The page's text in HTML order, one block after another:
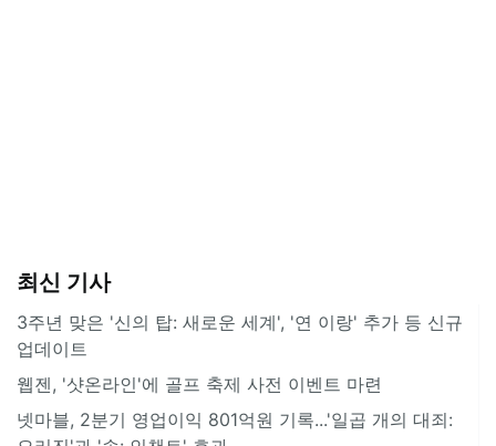
최신 기사
3주년 맞은 '신의 탑: 새로운 세계', '연 이랑' 추가 등 신규
업데이트
웹젠, '샷온라인'에 골프 축제 사전 이벤트 마련
넷마블, 2분기 영업이익 801억원 기록...'일곱 개의 대죄: